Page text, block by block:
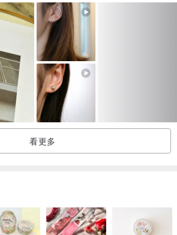
品是等待爱它们的有心人出现！谢谢！
看更多